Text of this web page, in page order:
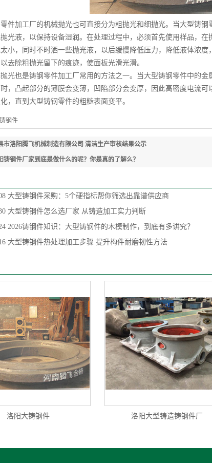
加工厂的机械抛光也可直接分为粗抛光和细抛光。当大型铸钢
光液，以保持设备湿润。在处理过程中，必须首先使用样品，
小，同时不时洒一些抛光液，以后缓慢降低压力，降低液体浓
去除粗抛光留下的痕迹，使面板光滑光滑。
也是铸钢零件加工厂常用的方法之一。当大型铸钢零件中的金
，凸起部分的薄膜会变薄，凹陷部分会变厚，因此高密度电流
，直到大型铸钢零件的粗糙表面变平。
铸钢件
市洛阳腾飞机械制造有限公司 清洁生产审核结果公示
铸钢件厂家到底是做什么的呢？你是真的了解么？
大型铸钢件采购：5个硬指标帮你筛选出靠谱供应商
大型铸钢件怎么选厂家 从铸造加工实力判断
2026铸钢件知识：大型铸钢件的木模制作，到底有多讲究？
大型铸钢件热处理加工步骤 提升构件耐磨韧性方法
洛阳大铸钢件 洛阳大型铸造铸钢件厂